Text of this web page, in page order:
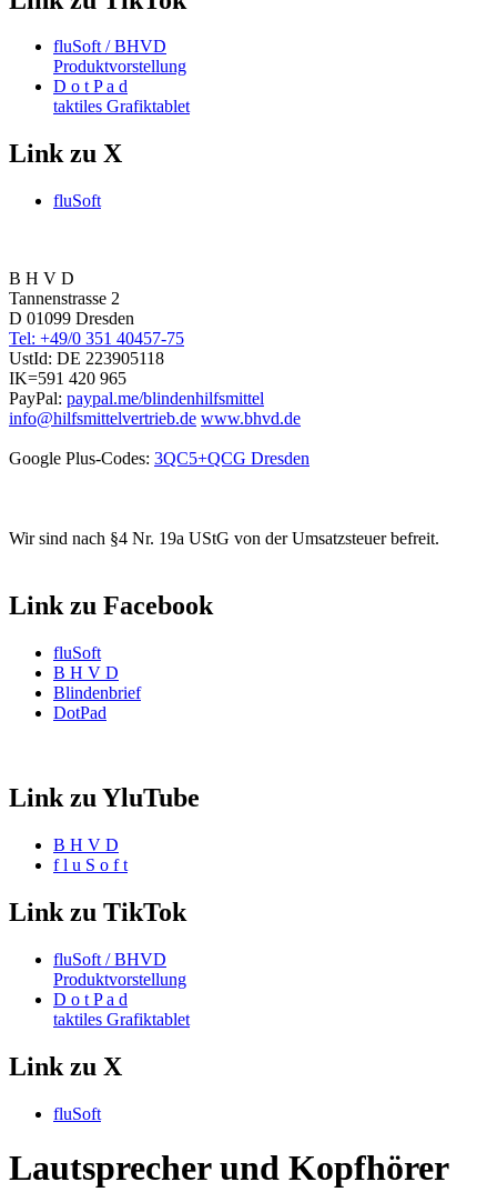
fluSoft / BHVD
Produktvorstellung
D o t P a d
taktiles Grafiktablet
Link zu X
fluSoft
B H V D
Tannenstrasse 2
D 01099 Dresden
Tel: +49/0 351 40457-75
UstId: DE 223905118
IK=591 420 965
PayPal: paypal.me/blindenhilfsmittel
info@hilfsmittelvertrieb.de www.bhvd.de
Google Plus-Codes: 3QC5+QCG Dresden
Wir sind nach §4 Nr. 19a UStG von der Umsatzsteuer befreit.
Link zu Facebook
fluSoft
B H V D
Blindenbrief
DotPad
Link zu YluTube
B H V D
f l u S o f t
Link zu TikTok
fluSoft / BHVD
Produktvorstellung
D o t P a d
taktiles Grafiktablet
Link zu X
fluSoft
Lautsprecher und Kopfhörer